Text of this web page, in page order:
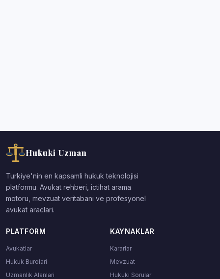
Hukuki Uzman
Turkiye'nin en kapsamli hukuk teknolojisi
platformu. Avukat rehberi, ictihat arama
motoru, mevzuat veritabani ve profesyonel
avukat araclari.
PLATFORM
Avukatlar
Hukuk Burolari
Uzmanlik Alanlari
KAYNAKLAR
Kararlar
Mevzuat
Hukuki Sorular